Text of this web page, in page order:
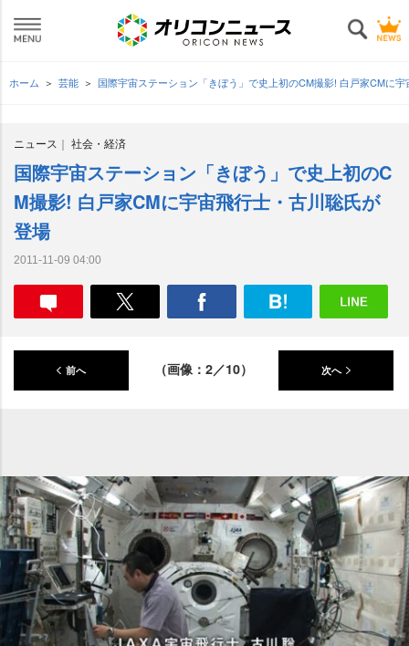
ホーム 芸能 国際宇宙ステーション「きぼう」で史上初のCM撮影! 白戸家CMに
ニュース 社会・経済
国際宇宙ステーション「きぼう」で史上初のC
M撮影! 白戸家CMに宇宙飛行士・古川聡氏が
登場
2011-11-09 04:00
前へ （画像：2／10） 次へ